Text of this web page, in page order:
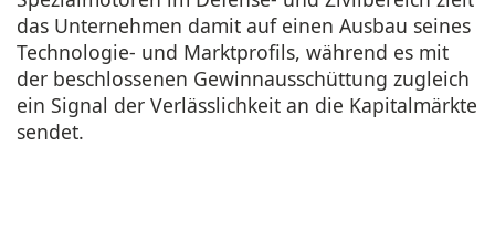
das Unternehmen damit auf einen Ausbau seines
Technologie- und Marktprofils, während es mit
der beschlossenen Gewinnausschüttung zugleich
ein Signal der Verlässlichkeit an die Kapitalmärkte
sendet.